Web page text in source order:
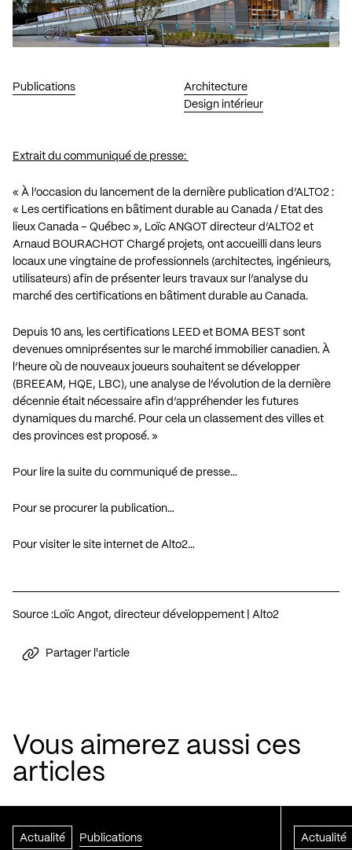
Publications
Architecture
Design intérieur
Extrait du communiqué de presse:
« À l’occasion du lancement de la dernière publication d’ALTO2 :
« Les certifications en bâtiment durable au Canada / Etat des
lieux Canada – Québec », Loïc ANGOT directeur d’ALTO2 et
Arnaud BOURACHOT Chargé projets, ont accueilli dans leurs
locaux une vingtaine de professionnels (architectes, ingénieurs,
utilisateurs) afin de présenter leurs travaux sur l’analyse du
marché des certifications en bâtiment durable au Canada.
Depuis 10 ans, les certifications LEED et BOMA BEST sont
devenues omniprésentes sur le marché immobilier canadien. À
l’heure où de nouveaux joueurs souhaitent se développer
(BREEAM, HQE, LBC), une analyse de l’évolution de la dernière
décennie était nécessaire afin d’appréhender les futures
dynamiques du marché. Pour cela un classement des villes et
des provinces est proposé. »
Pour lire la suite du communiqué de presse…
Pour se procurer la publication…
Pour visiter le site internet de Alto2…
Source : Loïc Angot, directeur développement | Alto2
Partager l'article
Vous aimerez aussi ces
articles
Actualité Publications Actualité